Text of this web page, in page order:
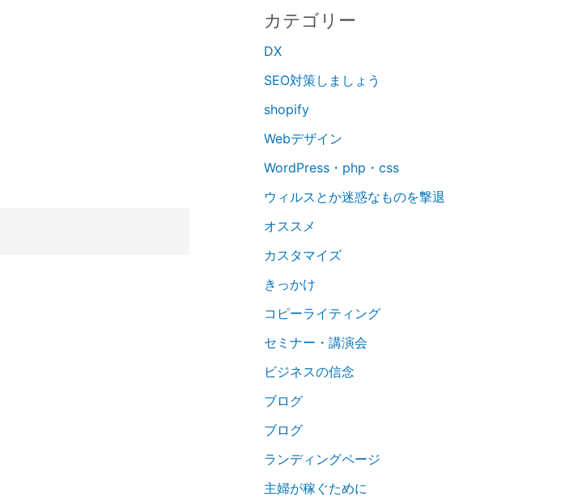
カテゴリー
DX
SEO対策しましょう
shopify
Webデザイン
WordPress・php・css
ウィルスとか迷惑なものを撃退
オススメ
カスタマイズ
きっかけ
コピーライティング
セミナー・講演会
ビジネスの信念
ブログ
ブログ
ランディングページ
主婦が稼ぐために